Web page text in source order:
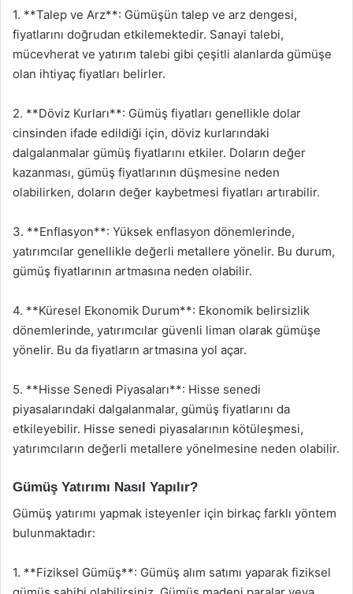
1. **Talep ve Arz**: Gümüşün talep ve arz dengesi,
fiyatlarını doğrudan etkilemektedir. Sanayi talebi,
mücevherat ve yatırım talebi gibi çeşitli alanlarda gümüşe
olan ihtiyaç fiyatları belirler.
2. **Döviz Kurları**: Gümüş fiyatları genellikle dolar
cinsinden ifade edildiği için, döviz kurlarındaki
dalgalanmalar gümüş fiyatlarını etkiler. Doların değer
kazanması, gümüş fiyatlarının düşmesine neden
olabilirken, doların değer kaybetmesi fiyatları artırabilir.
3. **Enflasyon**: Yüksek enflasyon dönemlerinde,
yatırımcılar genellikle değerli metallere yönelir. Bu durum,
gümüş fiyatlarının artmasına neden olabilir.
4. **Küresel Ekonomik Durum**: Ekonomik belirsizlik
dönemlerinde, yatırımcılar güvenli liman olarak gümüşe
yönelir. Bu da fiyatların artmasına yol açar.
5. **Hisse Senedi Piyasaları**: Hisse senedi
piyasalarındaki dalgalanmalar, gümüş fiyatlarını da
etkileyebilir. Hisse senedi piyasalarının kötüleşmesi,
yatırımcıların değerli metallere yönelmesine neden olabilir.
Gümüş Yatırımı Nasıl Yapılır?
Gümüş yatırımı yapmak isteyenler için birkaç farklı yöntem
bulunmaktadır:
1. **Fiziksel Gümüş**: Gümüş alım satımı yaparak fiziksel